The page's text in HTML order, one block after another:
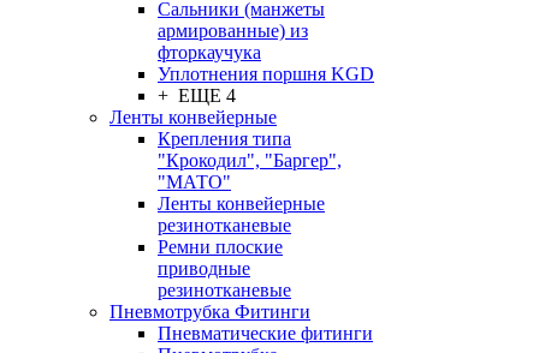
Сальники (манжеты
армированные) из
фторкаучука
Уплотнения поршня KGD
+ ЕЩЕ 4
Ленты конвейерные
Крепления типа
"Крокодил", "Баргер",
"МАТО"
Ленты конвейерные
резинотканевые
Ремни плоские
приводные
резинотканевые
Пневмотрубка Фитинги
Пневматические фитинги